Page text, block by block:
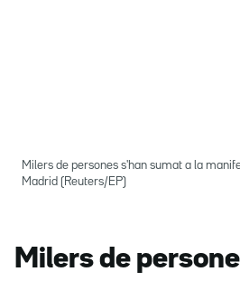
Milers de persones s'han sumat a la
Madrid (Reuters/EP)
Milers de